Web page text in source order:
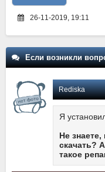
26-11-2019, 19:11
Если возникли
Rediska
Я
Не знаете,
скачать?
такое